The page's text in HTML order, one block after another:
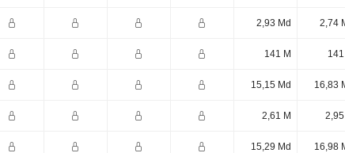
2,93 Md 2,74
141 M 141
15,15 Md 16,83
2,61 M 2,95
15,29 Md 16,98